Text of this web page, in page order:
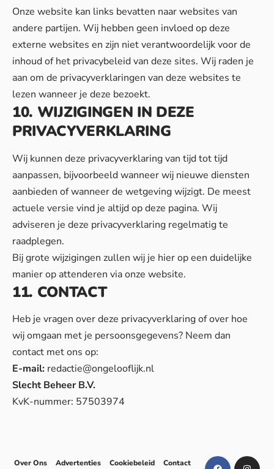
Onze website kan links bevatten naar websites van
andere partijen. Wij hebben geen invloed op deze
externe websites en zijn niet verantwoordelijk voor de
inhoud of het privacybeleid van deze sites. Wij raden je
aan om de privacyverklaringen van deze websites te
lezen wanneer je deze bezoekt.
10. WIJZIGINGEN IN DEZE
PRIVACYVERKLARING
Wij kunnen deze privacyverklaring van tijd tot tijd
aanpassen, bijvoorbeeld wanneer wij nieuwe diensten
aanbieden of wanneer de wetgeving wijzigt. De meest
actuele versie vind je altijd op deze pagina. Wij
adviseren je deze privacyverklaring regelmatig te
raadplegen.
Bij grote wijzigingen zullen wij je hier op een duidelijke
manier op attenderen via onze website.
11. CONTACT
Heb je vragen over deze privacyverklaring of over hoe
wij omgaan met je persoonsgegevens? Neem dan
contact met ons op:
E-mail: redactie@ongelooflijk.nl
Slecht Beheer B.V.
KvK-nummer: 57503974
Over Ons Advertenties Cookiebeleid Contact